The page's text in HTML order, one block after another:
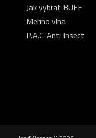
Jak vybrat BUFF
Merino vlna
P.A.C. Anti Insect